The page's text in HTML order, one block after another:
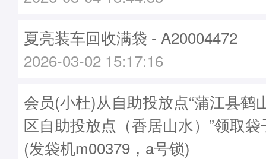
夏亮装车回收满袋 - A20004472
2026-03-02 15:17:16
会员(小杜)从自助投放点“蒲江县鹤
区自助投放点（香居山水）”领取
(发袋机m00379，a号锁)